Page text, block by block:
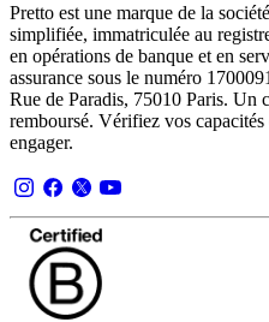
Pretto est une marque de la
simplifiée, immatriculée au
en opérations de banque et en
assurance sous le numéro
Rue de Paradis, 75010 Paris. Un
remboursé. Vérifiez vos
engager.